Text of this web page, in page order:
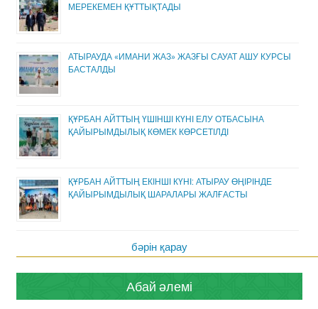
МЕРЕКЕМЕН ҚҰТТЫҚТАДЫ
АТЫРАУДА «ИМАНИ ЖАЗ» ЖАЗҒЫ САУАТ АШУ КУРСЫ
БАСТАЛДЫ
ҚҰРБАН АЙТТЫҢ ҮШІНШІ КҮНІ ЕЛУ ОТБАСЫНА
ҚАЙЫРЫМДЫЛЫҚ КӨМЕК КӨРСЕТІЛДІ
ҚҰРБАН АЙТТЫҢ ЕКІНШІ КҮНІ: АТЫРАУ ӨҢІРІНДЕ
ҚАЙЫРЫМДЫЛЫҚ ШАРАЛАРЫ ЖАЛҒАСТЫ
бәрін қарау
Абай әлемі